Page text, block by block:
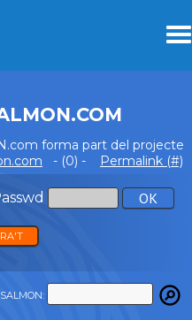
forma part del projecte
- (0) - Permalink (#)